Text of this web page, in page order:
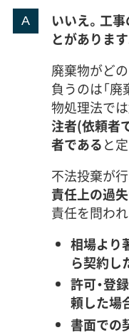
いいえ。工
とがあります
廃棄物がど
負うのは「
物処理法では
注者(依頼者
者であると
不法投棄が
責任上の過
責任を問わ
相場より
ら契約し
許可・登
頼した場
書面での